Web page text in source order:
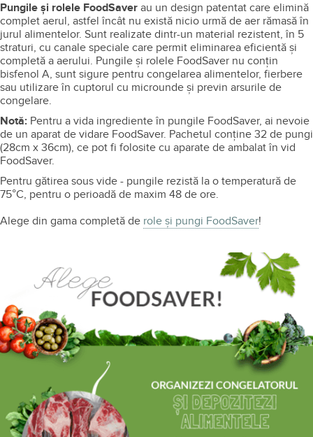
Pungile şi rolele FoodSaver au un design patentat care elimină
complet aerul, astfel încât nu există nicio urmă de aer rămasă în
jurul alimentelor. Sunt realizate dintr-un material rezistent, în 5
straturi, cu canale speciale care permit eliminarea eficientă şi
completă a aerului. Pungile şi rolele FoodSaver nu conţin
bisfenol A, sunt sigure pentru congelarea alimentelor, fierbere
sau utilizare în cuptorul cu microunde şi previn arsurile de
congelare.
Notă: Pentru a vida ingrediente în pungile FoodSaver, ai nevoie
de un aparat de vidare FoodSaver. Pachetul conţine 32 de pungi
(28cm x 36cm), ce pot fi folosite cu aparate de ambalat în vid
FoodSaver.
Pentru gătirea sous vide - pungile rezistă la o temperatură de
75°C, pentru o perioadă de maxim 48 de ore.
Alege din gama completă de role și pungi FoodSaver!